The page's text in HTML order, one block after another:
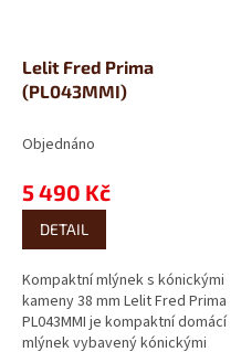
Lelit Fred Prima
(PL043MMI)
Objednáno
5 490 Kč
DETAIL
Kompaktní mlýnek s kónickými
kameny 38 mm Lelit Fred Prima
PL043MMI je kompaktní domácí
mlýnek vybavený kónickými